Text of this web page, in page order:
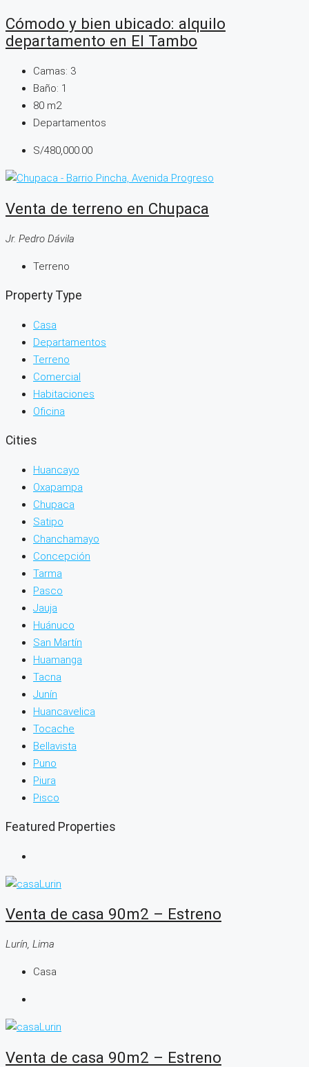
Cómodo y bien ubicado: alquilo
departamento en El Tambo
Camas: 3
Baño: 1
80 m2
Departamentos
S/480,000.00
Venta de terreno en Chupaca
Jr. Pedro Dávila
Terreno
Property Type
Casa
Departamentos
Terreno
Comercial
Habitaciones
Oficina
Cities
Huancayo
Oxapampa
Chupaca
Satipo
Chanchamayo
Concepción
Tarma
Pasco
Jauja
Huánuco
San Martín
Huamanga
Tacna
Junín
Huancavelica
Tocache
Bellavista
Puno
Piura
Pisco
Featured Properties
Venta de casa 90m2 – Estreno
Lurín, Lima
Casa
Venta de casa 90m2 – Estreno